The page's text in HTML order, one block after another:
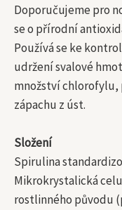
Doporučujeme pro
se o přírodní
Používá se ke
udržení svalové
množství chlorofylu,
zápachu z úst.
Složení
Spirulina
Mikrokrystalická
rostlinného původu